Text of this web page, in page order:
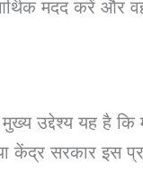
आर्थिक मदद करें
उद्देश्य यह है
सरकार इस